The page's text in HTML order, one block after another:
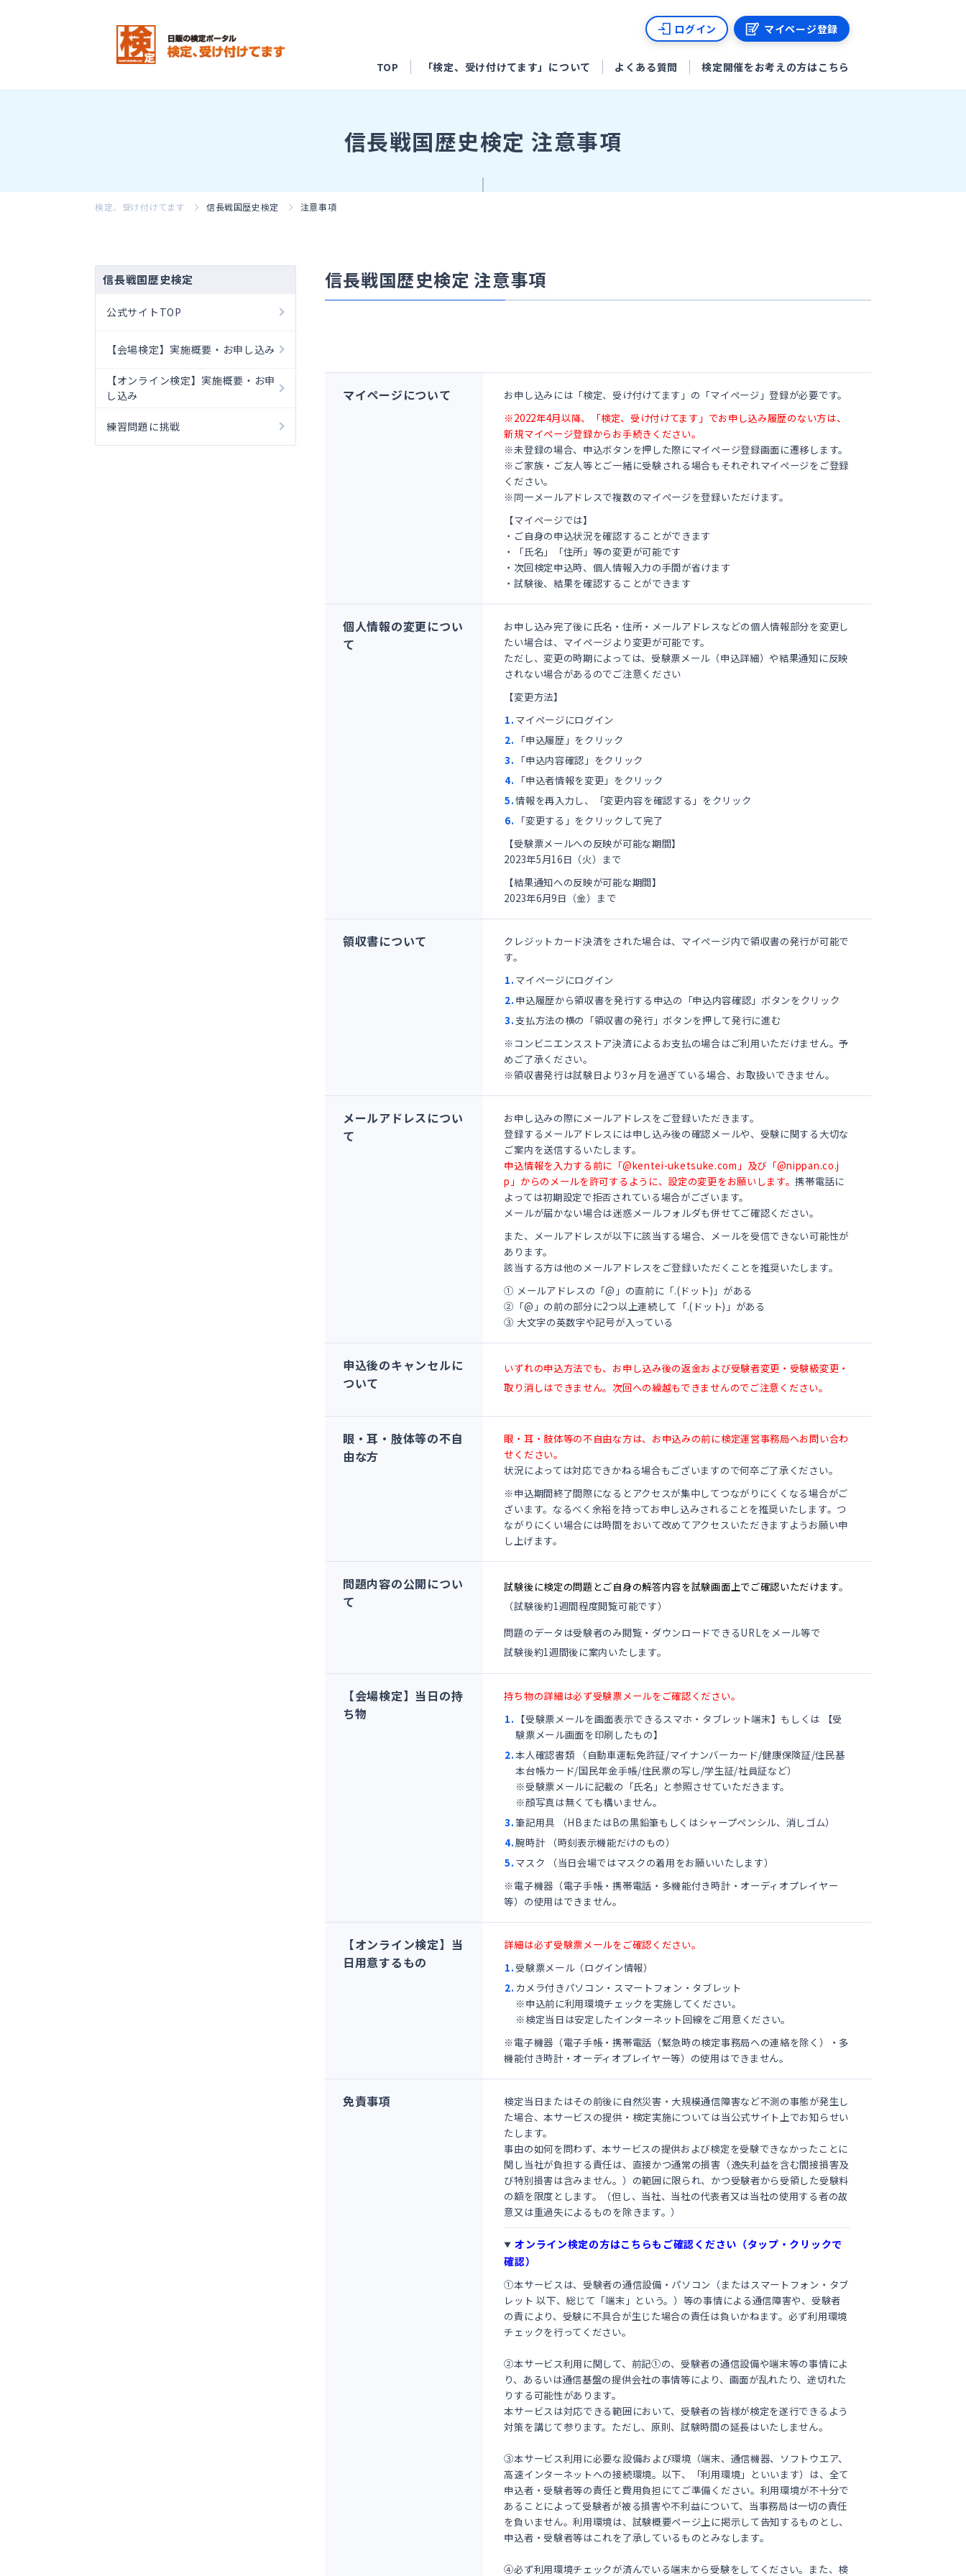
ログイン マイページ登録
TOP 「検定、受け付けてます」について よくある質問 検定開催をお考えの方はこちら
信長戦国歴史検定 注意事項
検定、受け付けてます 信長戦国歴史検定 注意事項
信長戦国歴史検定
公式サイトTOP
【会場検定】実施概要・お申し込み
【オンライン検定】実施概要・お申
し込み
練習問題に挑戦
信長戦国歴史検定 注意事項
マイページについて
お申し込みには「検定、受け付けてます」の「マイページ」登録が必要です。
※2022年4月以降、「検定、受け付けてます」でお申し込み履歴のない方は、
新規マイページ登録からお手続きください。
※未登録の場合、申込ボタンを押した際にマイページ登録画面に遷移します。
※ご家族・ご友人等とご一緒に受験される場合もそれぞれマイページをご登録
ください。
※同一メールアドレスで複数のマイページを登録いただけます。
【マイページでは】
・ご自身の申込状況を確認することができます
・「氏名」「住所」等の変更が可能です
・次回検定申込時、個人情報入力の手間が省けます
・試験後、結果を確認することができます
個人情報の変更につい
て
お申し込み完了後に氏名・住所・メールアドレスなどの個人情報部分を変更し
たい場合は、マイページより変更が可能です。
ただし、変更の時期によっては、受験票メール（申込詳細）や結果通知に反映
されない場合があるのでご注意ください
【変更方法】
マイページにログイン
「申込履歴」をクリック
「申込内容確認」をクリック
「申込者情報を変更」をクリック
情報を再入力し、「変更内容を確認する」をクリック
「変更する」をクリックして完了
【受験票メールへの反映が可能な期間】
2023年5月16日（火）まで
【結果通知への反映が可能な期間】
2023年6月9日（金）まで
領収書について
クレジットカード決済をされた場合は、マイページ内で領収書の発行が可能で
す。
マイページにログイン
申込履歴から領収書を発行する申込の「申込内容確認」ボタンをクリック
支払方法の横の「領収書の発行」ボタンを押して発行に進む
※コンビニエンスストア決済によるお支払の場合はご利用いただけません。予
めご了承ください。
※領収書発行は試験日より3ヶ月を過ぎている場合、お取扱いできません。
メールアドレスについ
て
お申し込みの際にメールアドレスをご登録いただきます。
登録するメールアドレスには申し込み後の確認メールや、受験に関する大切な
ご案内を送信するいたします。
申込情報を入力する前に「@kentei-uketsuke.com」及び「@nippan.co.j
p」からのメールを許可するように、設定の変更をお願いします。携帯電話に
よっては初期設定で拒否されている場合がございます。
メールが届かない場合は迷惑メールフォルダも併せてご確認ください。
また、メールアドレスが以下に該当する場合、メールを受信できない可能性が
あります。
該当する方は他のメールアドレスをご登録いただくことを推奨いたします。
① メールアドレスの「@」の直前に「.(ドット)」がある
②「@」の前の部分に2つ以上連続して「.(ドット)」がある
③ 大文字の英数字や記号が入っている
申込後のキャンセルに
ついて
いずれの申込方法でも、お申し込み後の返金および受験者変更・受験級変更・
取り消しはできません。次回への繰越もできませんのでご注意ください。
眼・耳・肢体等の不自
由な方
眼・耳・肢体等の不自由な方は、お申込みの前に検定運営事務局へお問い合わ
せください。
状況によっては対応できかねる場合もございますので何卒ご了承ください。
※申込期間終了間際になるとアクセスが集中してつながりにくくなる場合がご
ざいます。なるべく余裕を持ってお申し込みされることを推奨いたします。つ
ながりにくい場合には時間をおいて改めてアクセスいただきますようお願い申
し上げます。
問題内容の公開につい
て
試験後に検定の問題とご自身の解答内容を試験画面上でご確認いただけます。
（試験後約1週間程度閲覧可能です）
問題のデータは受験者のみ閲覧・ダウンロードできるURLをメール等で
試験後約1週間後に案内いたします。
【会場検定】当日の持
ち物
持ち物の詳細は必ず受験票メールをご確認ください。
【受験票メールを画面表示できるスマホ・タブレット端末】もしくは 【受
験票メール画面を印刷したもの】
本人確認書類 （⾃動⾞運転免許証/マイナンバーカード/健康保険証/住⺠基
本台帳カード/国⺠年⾦⼿帳/住⺠票の写し/学生証/社員証など）
※受験票メールに記載の「氏名」と参照させていただきます。
※顔写真は無くても構いません。
筆記用具 （HBまたはBの黒鉛筆もしくはシャープペンシル、消しゴム）
腕時計 （時刻表示機能だけのもの）
マスク （当日会場ではマスクの着用をお願いいたします）
※電子機器（電子手帳・携帯電話・多機能付き時計・オーディオプレイヤー
等）の使用はできません。
【オンライン検定】当
日用意するもの
詳細は必ず受験票メールをご確認ください。
受験票メール（ログイン情報）
カメラ付きパソコン・スマートフォン・タブレット
※申込前に利用環境チェックを実施してください。
※検定当日は安定したインターネット回線をご用意ください。
※電子機器（電子手帳・携帯電話（緊急時の検定事務局への連絡を除く）・多
機能付き時計・オーディオプレイヤー等）の使用はできません。
免責事項
検定当日またはその前後に自然災害・大規模通信障害など不測の事態が発生し
た場合、本サービスの提供・検定実施については当公式サイト上でお知らせい
たします。
事由の如何を問わず、本サービスの提供および検定を受験できなかったことに
関し当社が負担する責任は、直接かつ通常の損害（逸失利益を含む間接損害及
び特別損害は含みません。）の範囲に限られ、かつ受験者から受領した受験料
の額を限度とします。（但し、当社、当社の代表者又は当社の使用する者の故
意又は重過失によるものを除きます。）
オンライン検定の方はこちらもご確認ください（タップ・クリックで
確認）
①本サービスは、受験者の通信設備・パソコン（またはスマートフォン・タブ
レット 以下、総じて「端末」という。）等の事情による通信障害や、受験者
の責により、受験に不具合が生じた場合の責任は負いかねます。必ず利用環境
チェックを行ってください。
②本サービス利用に関して、前記①の、受験者の通信設備や端末等の事情によ
り、あるいは通信基盤の提供会社の事情等により、画面が乱れたり、途切れた
りする可能性があります。
本サービスは対応できる範囲において、受験者の皆様が検定を遂行できるよう
対策を講じて参ります。ただし、原則、試験時間の延長はいたしません。
③本サービス利用に必要な設備および環境（端末、通信機器、ソフトウエア、
高速インターネットへの接続環境。以下、「利用環境」といいます）は、全て
申込者・受験者等の責任と費用負担にてご準備ください。利用環境が不十分で
あることによって受験者が被る損害や不利益について、当事務局は一切の責任
を負いません。利用環境は、試験概要ページ上に掲示して告知するものとし、
申込者・受験者等はこれを了承しているものとみなします。
④必ず利用環境チェックが済んでいる端末から受験をしてください。また、検